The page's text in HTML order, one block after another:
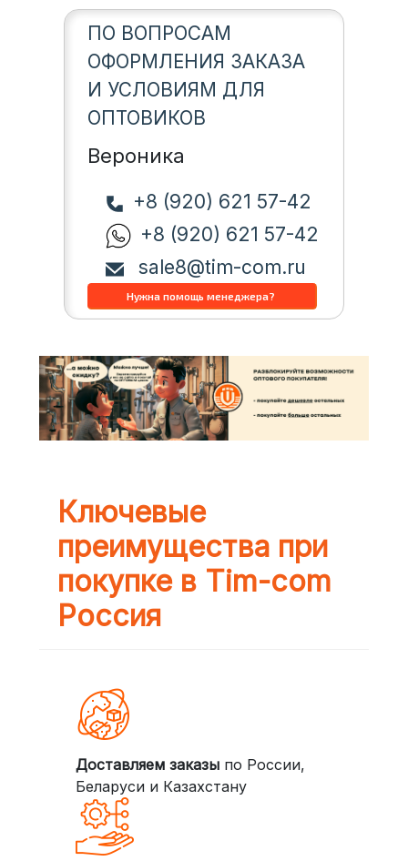
ПО ВОПРОСАМ
ОФОРМЛЕНИЯ ЗАКАЗА
И УСЛОВИЯМ ДЛЯ
ОПТОВИКОВ
Вероника
+8 (920) 621 57-42
+8 (920) 621 57-42
sale8@tim-com.ru
Ключевые
преимущества при
покупке в Tim-com
Россия
Доставляем заказыпо России,
Беларуси и Казахстану